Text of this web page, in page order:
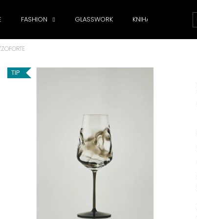
FASHION GLASSWORK KNIHA
TIP
Co potřebujete najít?
Doporučujeme